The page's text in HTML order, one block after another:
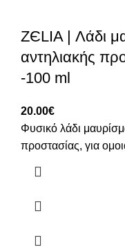
ZЄLIA | Λάδι
αντηλιακής
-100 ml
20.00€
Φυσικό λάδι
προστασίας, για